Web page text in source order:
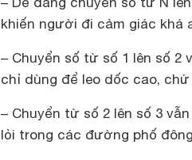
khiến người đi cảm giác khá
– Chuyển số từ số 1 lên số
chỉ dùng để leo dốc cao,
– Chuyển từ số 2 lên số 3
lỏi trong các đường phố